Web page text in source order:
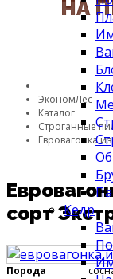
НА
Кедр
ЭкономЛес
Каталог
Строганные
Евровагонка
сорт
Порода